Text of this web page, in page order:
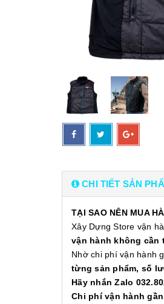
CHI TIẾT SẢN
TẠI SAO NÊN MUA
Xây Dựng Store vận
vận hành không cần
Nhờ chi phí vận hành
từng sản phẩm, số
Hãy nhắn Zalo
Chi phí vận hành